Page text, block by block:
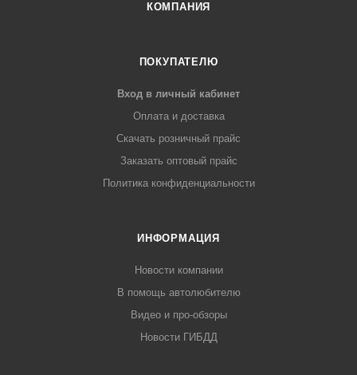
КОМПАНИЯ
ПОКУПАТЕЛЮ
Вход в личный кабинет
Оплата и доставка
Скачать розничный прайс
Заказать оптовый прайс
Политика конфиденциальности
ИНФОРМАЦИЯ
Новости компании
В помощь автолюбителю
Видео и про-обзоры
Новости ГИБДД